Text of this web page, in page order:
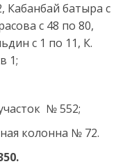
Кабанбай батыра с
с 48 по 80,
с 1 по 11, К.
1;
№ 552;
колонна № 72.
.